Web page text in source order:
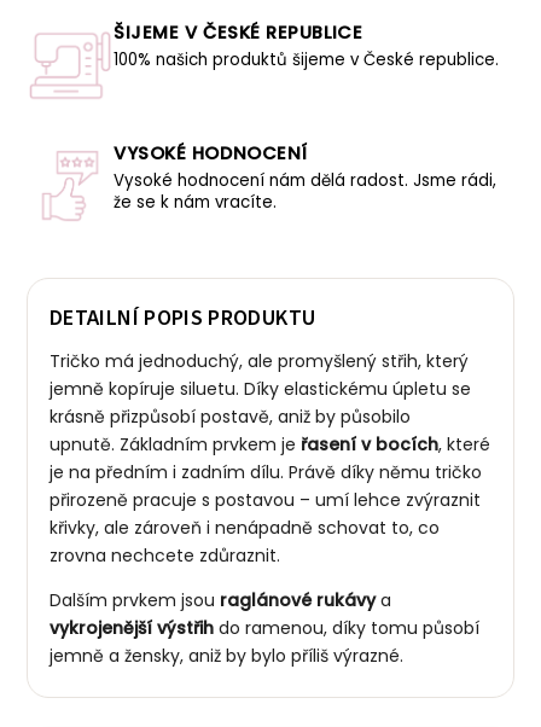
ŠIJEME V ČESKÉ REPUBLICE
100% našich produktů šijeme v České republice.
VYSOKÉ HODNOCENÍ
Vysoké hodnocení nám dělá radost. Jsme rádi,
že se k nám vracíte.
DETAILNÍ POPIS PRODUKTU
Tričko má jednoduchý, ale promyšlený střih, který
jemně kopíruje siluetu. Díky elastickému úpletu se
krásně přizpůsobí postavě, aniž by působilo
upnutě. Základním prvkem je řasení v bocích, které
je na předním i zadním dílu. Právě díky němu tričko
přirozeně pracuje s postavou – umí lehce zvýraznit
křivky, ale zároveň i nenápadně schovat to, co
zrovna nechcete zdůraznit.
Dalším prvkem jsou raglánové rukávya
vykrojenější výstřih do ramenou, díky tomu působí
jemně a žensky, aniž by bylo příliš výrazné.